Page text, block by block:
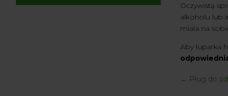
Oczywistą
alkoholu lub
miała na
Aby łuparka
← Pług do